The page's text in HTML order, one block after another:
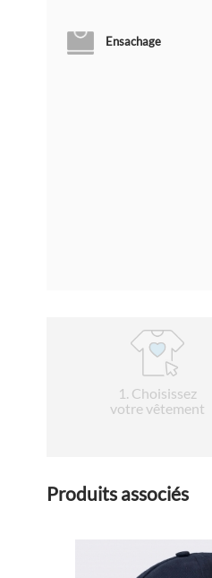
Ensachage
1 . Choisissez
votre vêtement
Produits associés